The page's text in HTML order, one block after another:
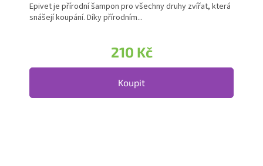
210 Kč
Koupit
Epivet je přírodní šampon pro všechny druhy zvířat, která
snášejí koupání. Díky přírodním...